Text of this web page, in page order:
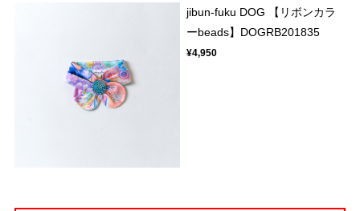
jibun-fuku DOG 【リボンカラ
ーbeads】DOGRB201835
¥4,950